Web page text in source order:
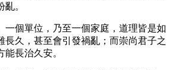
。
一個單位，乃至一個家庭，道理皆是如
長久，甚至會引發禍亂；而崇尚君子之
長治久安。